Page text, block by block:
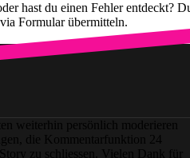
hast du einen Fehler entdeckt?
Formular übermitteln.
weiterhin persönlich moderieren
die Kommentarfunktion 24
zu schliessen. Vielen Dank für